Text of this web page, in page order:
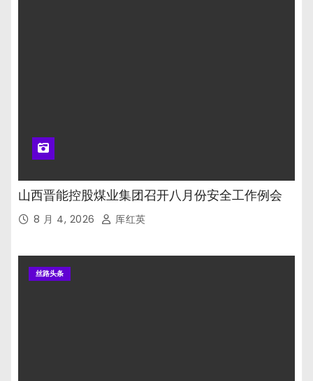
山西晋能控股煤业集团召开八月份安全工作例会
8 月 4, 2026 厍红英
丝路头条